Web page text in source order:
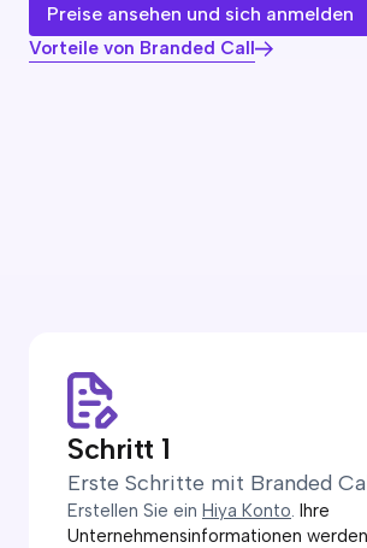
Preise ansehen und sich anmelden
Vorteile von Branded Call
Schritt 1
Erste Schritte mit Branded
Erstellen Sie ein Hiya Konto. Ihre
Unternehmensinformationen